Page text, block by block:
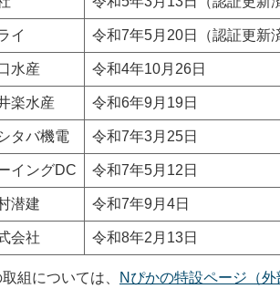
イ 令和7年5月20日（認証更新
水産 令和4年10月26日
楽水産 令和6年9月19日
タバ機電 令和7年3月25日
イングDC 令和7年5月12日
潜建 令和7年9月4日
会社 令和8年2月13日
組については、 Nぴかの特設ページ（外